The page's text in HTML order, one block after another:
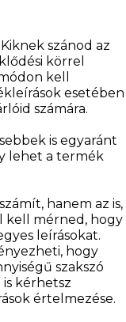
szánod az
körrel
kell
esetében
számára.
is egyaránt
lehet a termék
hanem az is,
kell mérned, hogy
leírásokat.
hogy
szakszó
kérhetsz
értelmezése.